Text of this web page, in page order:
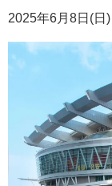
2025年6 月 8日 (日 )